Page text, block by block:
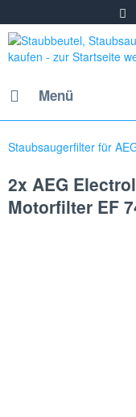
Menü
Staubsaugerfilter für
2x AEG
Motorfilter EF